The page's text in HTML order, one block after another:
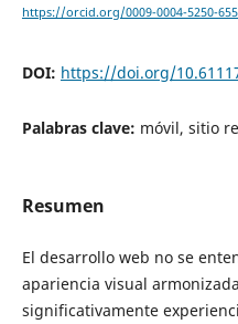
https://orcid.org/0009-0004-5250-
DOI: https://doi.org/
Palabras clave: móvil, sitio
Resumen
El desarrollo web no se
apariencia visual
significativamente